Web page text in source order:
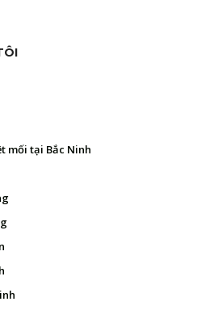
mối tại Bắc Ninh